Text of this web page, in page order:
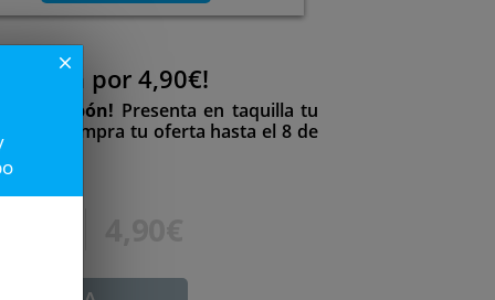
por 4,90€!
tu cupón! Presenta en taquilla tu
Compra tu oferta hasta el 8 de
close